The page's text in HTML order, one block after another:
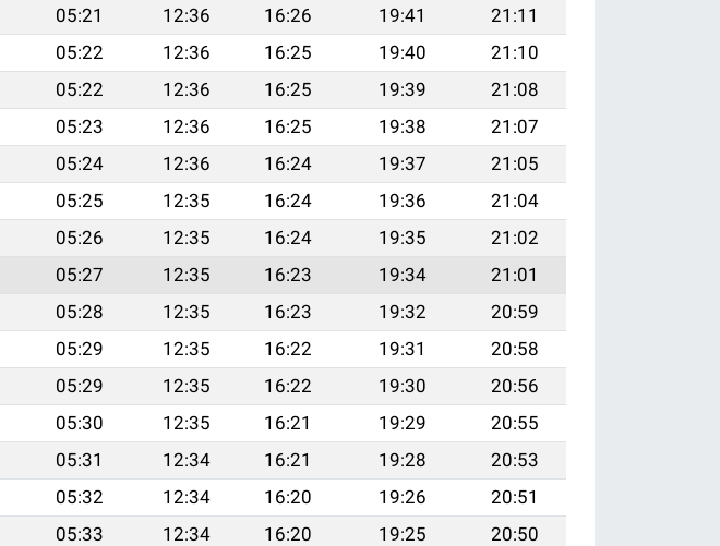
05:21 12:36 16:26 19:41
21:11
05:22 12:36 16:25 19:40
21:10
05:22 12:36 16:25 19:39
21:08
05:23 12:36 16:25 19:38
21:07
05:24 12:36 16:24 19:37
21:05
05:25 12:35 16:24 19:36
21:04
05:26 12:35 16:24 19:35
21:02
05:27 12:35 16:23 19:34
21:01
05:28 12:35 16:23 19:32
20:59
05:29 12:35 16:22 19:31
20:58
05:29 12:35 16:22 19:30
20:56
05:30 12:35 16:21 19:29
20:55
05:31 12:34 16:21 19:28
20:53
05:32 12:34 16:20 19:26
20:51
05:33 12:34 16:20 19:25
20:50